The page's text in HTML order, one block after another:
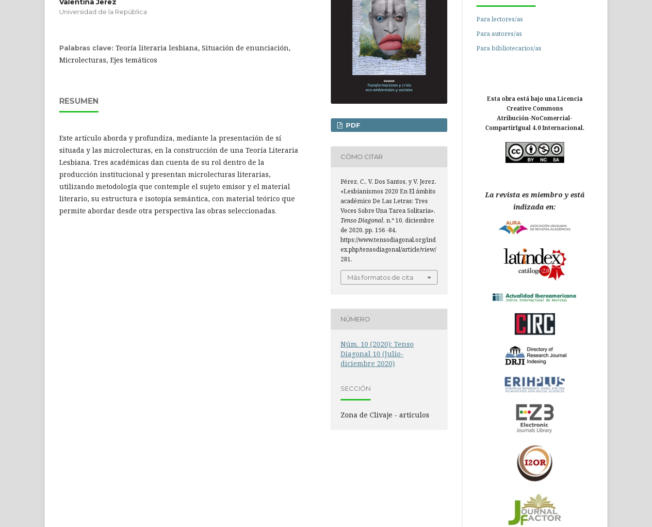
Valentina Jerez
Universidad de la República
Palabras clave: Teoría literaria lesbiana, Situación de enunciación,
Microlecturas, Ejes temáticos
RESUMEN
Este artículo aborda y profundiza, mediante la presentación de sí
situada y las microlecturas, en la construcción de una Teoría Literaria
Lesbiana. Tres académicas dan cuenta de su rol dentro de la
producción institucional y presentan microlecturas literarias,
utilizando metodología que contemple el sujeto emisor y el material
literario, su estructura e isotopía semántica, con material teórico que
permite abordar desde otra perspectiva las obras seleccionadas.
PDF
CÓMO CITAR
Pérez, C., V. Dos Santos, y V. Jerez.
«Lesbianismos 2020 En El ámbito
académico De Las Letras: Tres
Voces Sobre Una Tarea Solitaria».
Tenso Diagonal, n.º 10, diciembre
de 2020, pp. 156 -84,
https://www.tensodiagonal.org/ind
ex.php/tensodiagonal/article/view/
281.
Más formatos de cita
NÚMERO
Núm. 10 (2020): Tenso
Diagonal 10 (Julio-
diciembre 2020)
SECCIÓN
Zona de Clivaje - artículos
Para lectores/as
Para autores/as
Para bibliotecarios/as
Esta obra está bajo una Licencia
Creative Commons
Atribución-NoComercial-
CompartirIgual 4.0 Internacional.
La revista es miembro y está
indizada en: